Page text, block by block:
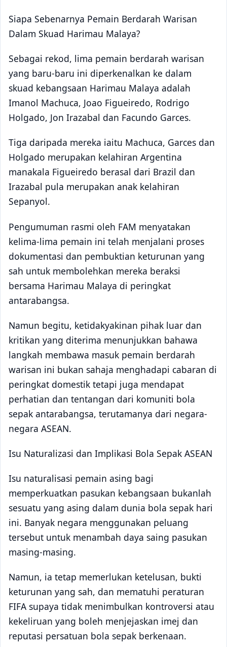
Siapa Sebenarnya Pemain Berdarah Warisan
Dalam Skuad Harimau Malaya?
Sebagai rekod, lima pemain berdarah warisan
yang baru-baru ini diperkenalkan ke dalam
skuad kebangsaan Harimau Malaya adalah
Imanol Machuca, Joao Figueiredo, Rodrigo
Holgado, Jon Irazabal dan Facundo Garces.
Tiga daripada mereka iaitu Machuca, Garces dan
Holgado merupakan kelahiran Argentina
manakala Figueiredo berasal dari Brazil dan
Irazabal pula merupakan anak kelahiran
Sepanyol.
Pengumuman rasmi oleh FAM menyatakan
kelima-lima pemain ini telah menjalani proses
dokumentasi dan pembuktian keturunan yang
sah untuk membolehkan mereka beraksi
bersama Harimau Malaya di peringkat
antarabangsa.
Namun begitu, ketidakyakinan pihak luar dan
kritikan yang diterima menunjukkan bahawa
langkah membawa masuk pemain berdarah
warisan ini bukan sahaja menghadapi cabaran di
peringkat domestik tetapi juga mendapat
perhatian dan tentangan dari komuniti bola
sepak antarabangsa, terutamanya dari negara-
negara ASEAN.
Isu Naturalizasi dan Implikasi Bola Sepak ASEAN
Isu naturalisasi pemain asing bagi
memperkuatkan pasukan kebangsaan bukanlah
sesuatu yang asing dalam dunia bola sepak hari
ini. Banyak negara menggunakan peluang
tersebut untuk menambah daya saing pasukan
masing-masing.
Namun, ia tetap memerlukan ketelusan, bukti
keturunan yang sah, dan mematuhi peraturan
FIFA supaya tidak menimbulkan kontroversi atau
kekeliruan yang boleh menjejaskan imej dan
reputasi persatuan bola sepak berkenaan.